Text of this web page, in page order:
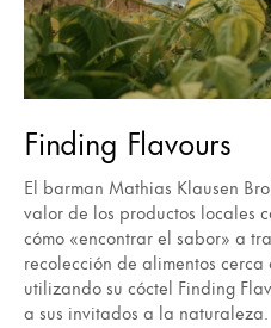
Finding Flavours
El barman Mathias Klausen
valor de los productos locales
cómo «encontrar el sabor» a
recolección de alimentos
utilizando su cóctel Finding
a sus invitados a la naturaleza.